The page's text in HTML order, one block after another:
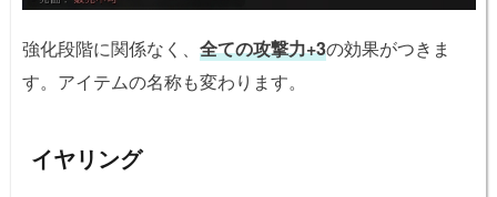
強化段階に関係なく、 全ての攻撃力+3の効果がつきま
す。アイテムの名称も変わります。
イヤリング